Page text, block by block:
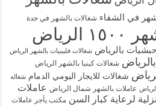
في الشفاء شغالات بالشهر في جدة
بالرياض شغالات فلبينيات بالشهر الرياض
شغالات كينيا بالشهر الرياض
شغالات للايجار اليومي الدمام شغاله
عاملات بالشهر شمال الرياض عاملات
لرعاية كبار السن مكتب يأجر عاملات